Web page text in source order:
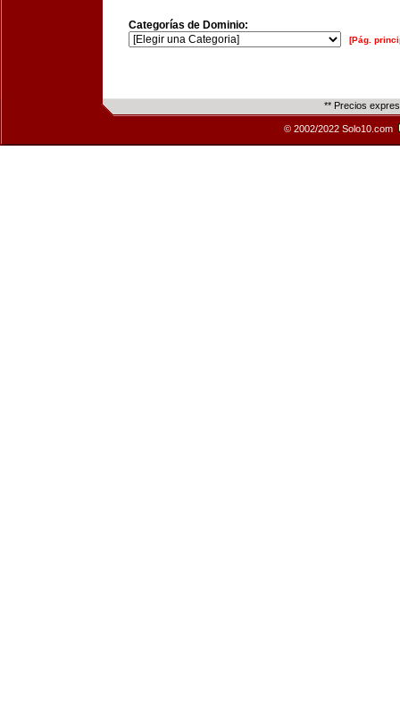
Categorías de Dominio:
[Pág.
** Precios
© 2002/2022 Solo10.com